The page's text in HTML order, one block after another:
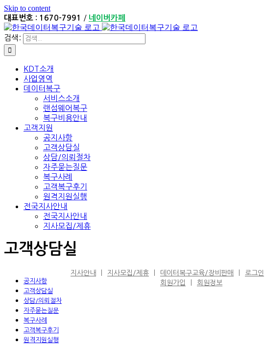
Skip to content
대표번호 : 1670-7991 / 네이버카페
검색:
KDT소개
사업영역
데이터복구
서비스소개
랜섬웨어복구
복구비용안내
고객지원
공지사항
고객상담실
상담/의뢰절차
자주묻는질문
복구사례
고객복구후기
원격지원실행
전국지사안내
전국지사안내
지사모집/제휴
고객상담실
공지사항
고객상담실
상담/의뢰절차
자주묻는질문
복구사례
고객복구후기
원격지원실행
지사안내 지사모집/제휴 데이터복구교육/장비판매 로그인
회원가입
회원정보